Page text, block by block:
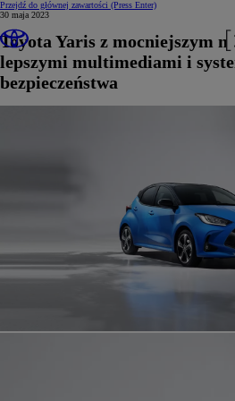
Przejdź do głównej zawartości (Press Enter)
30 maja 2023
Toyota Yaris z mocniejszym
lepszymi multimediami i
bezpieczeństwa